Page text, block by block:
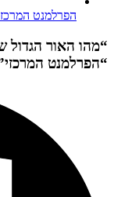
הפרלמנט
“מהו האור הגדול
“הפרלמנט המרכזי” 22.12.2022 התכנית